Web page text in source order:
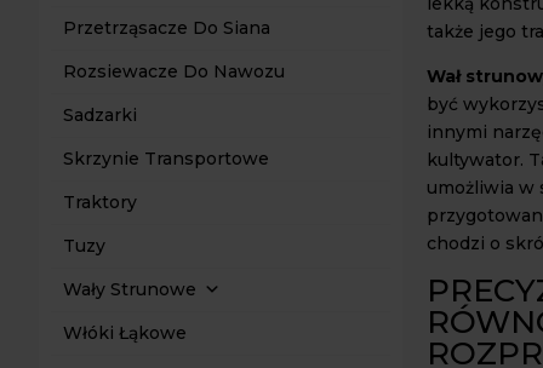
Przetrząsacze Do Siana
Rozsiewacze Do Nawozu
Sadzarki
Skrzynie Transportowe
Traktory
Tuzy
Wały Strunowe
Włóki Łąkowe
także jego
Wał
być
innymi
kultywator.
umożliwia w
chodzi o